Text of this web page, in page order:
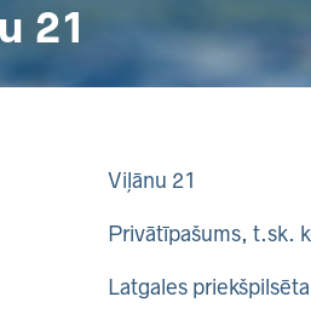
21
Viļānu 21
Privātīpašums, t.sk.
Latgales priekšpilsēta